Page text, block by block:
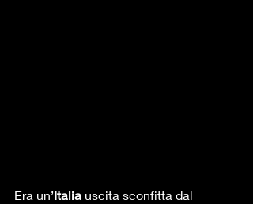
Era un’Italia uscita sconfitta dal